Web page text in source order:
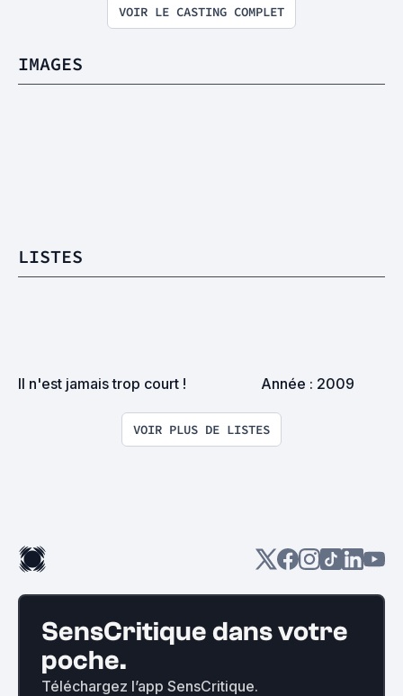
VOIR LE CASTING COMPLET
IMAGES
LISTES
Il n'est jamais trop court ! Année : 2009
VOIR PLUS DE LISTES
SensCritique dans votre
poche.
Téléchargez l’app SensCritique.